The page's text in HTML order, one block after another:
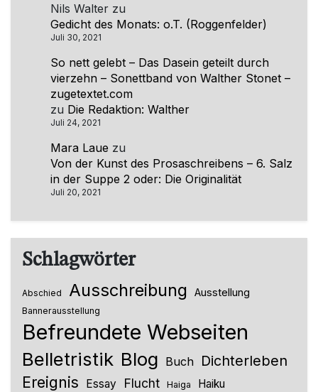
Nils Walter zu
Gedicht des Monats: o.T. (Roggenfelder)
Juli 30, 2021
So nett gelebt – Das Dasein geteilt durch
vierzehn – Sonettband von Walther Stonet –
zugetextet.com
zu Die Redaktion: Walther
Juli 24, 2021
Mara Laue zu
Von der Kunst des Prosaschreibens – 6. Salz
in der Suppe 2 oder: Die Originalität
Juli 20, 2021
Schlagwörter
Abschied Ausschreibung Ausstellung
Bannerausstellung
Befreundete Webseiten
Belletristik Blog Buch Dichterleben
Ereignis Essay Flucht Haiga Haiku